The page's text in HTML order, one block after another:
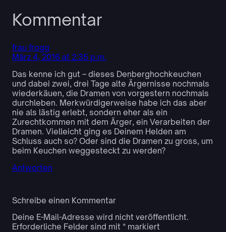
Kommentar
frau frogg
März 4, 2016 at 2:35 p.m.
Das kenne ich gut – dieses Denberghochkeuchen
und dabei zwei, drei Tage alte Ärgernisse nochmals
wiederkäuen, die Dramen von vorgestern nochmals
durchleben. Merkwürdigerweise habe ich das aber
nie als lästig erlebt, sondern eher als ein
Zurechtkommen mit dem Ärger, ein Verarbeiten der
Dramen. Vielleicht ging es Deinem Helden am
Schluss auch so? Oder sind die Dramen zu gross, um
beim Keuchen weggesteckt zu werden?
Antworten
Schreibe einen Kommentar
Deine E-Mail-Adresse wird nicht veröffentlicht.
Erforderliche Felder sind mit * markiert